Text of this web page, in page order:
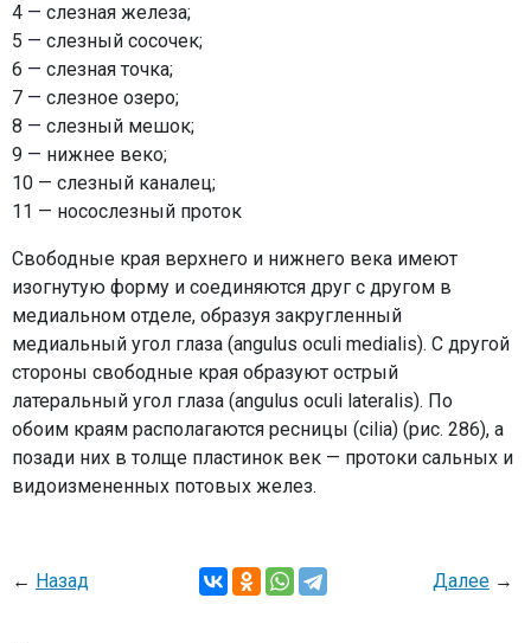
4 — слезная железа;
5 — слезный сосочек;
6 — слезная точка;
7 — слезное озеро;
8 — слезный мешок;
9 — нижнее веко;
10 — слезный каналец;
11 — носослезный проток
Свободные края верхнего и нижнего века имеют
изогнутую форму и соединяются друг с другом в
медиальном отделе, образуя закругленный
медиальный угол глаза (angulus oculi medialis). С другой
стороны свободные края образуют острый
латеральный угол глаза (angulus oculi lateralis). По
обоим краям располагаются ресницы (cilia) (рис. 286), а
позади них в толще пластинок век — протоки сальных и
видоизмененных потовых желез.
← Назад Далее →